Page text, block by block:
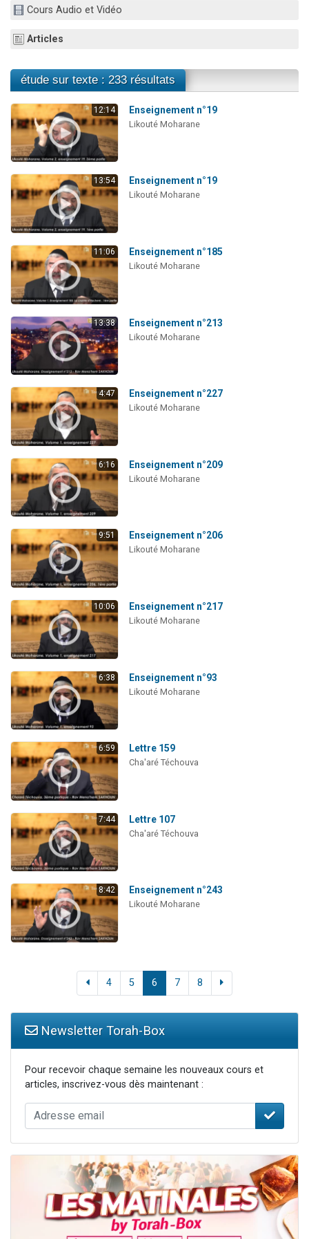
6 personnes viennent de faire un don pour 5 enfants déjà orphelins risquent de perdre leur maman
Il reste 49 places pour étudier en groupe sur Zoom
3 personnes viennent de faire un don pour Diane, 80 ans, dans un appartement insalubre
Cours Audio et Vidéo
Articles
étude sur texte : 233 résultats
12:14 Enseignement n°19
Likouté Moharane
13:54 Enseignement n°19
Likouté Moharane
11:06 Enseignement n°185
Likouté Moharane
13:38 Enseignement n°213
Likouté Moharane
4:47 Enseignement n°227
Likouté Moharane
6:16 Enseignement n°209
Likouté Moharane
9:51 Enseignement n°206
Likouté Moharane
10:06 Enseignement n°217
Likouté Moharane
6:38 Enseignement n°93
Likouté Moharane
6:59 Lettre 159
Cha'aré Téchouva
7:44 Lettre 107
Cha'aré Téchouva
8:42 Enseignement n°243
Likouté Moharane
4 5 6 7 8
Newsletter Torah-Box
Pour recevoir chaque semaine les nouveaux cours et
articles, inscrivez-vous dès maintenant :